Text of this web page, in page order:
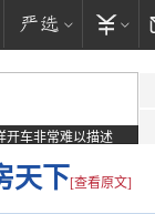
开车非常难以描述
天下[查看原文]